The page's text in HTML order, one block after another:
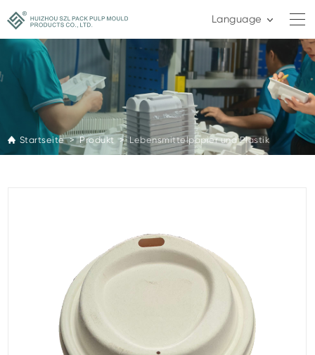
Language
Startseite >Produkt >Lebensmittelpapier und Plastik